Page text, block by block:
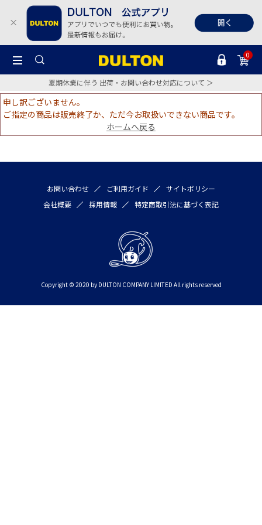
0
夏期休業に伴う 出荷・お問い合わせ対応について ＞
申し訳ございません。
ご指定の商品は販売終了か、ただ今お取扱いできない商品です。
ホームへ戻る
お問い合わせ ご利用ガイド
サイトポリシー
会社概要
採用情報 特定商取引法に基づく表記
Copyright © 2020 by DULTON COMPANY LIMITED All rights reserved